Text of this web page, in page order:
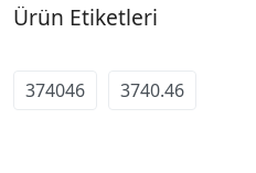
Ürün Etiketleri
374046 3740.46